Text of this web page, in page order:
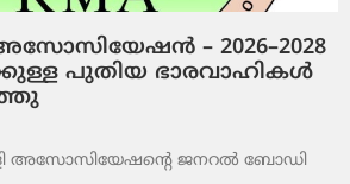
– 2026–2028
പുതിയ ഭാരവാഹികൾ
അസോസിയേഷന്റെ ജനറൽ ബോഡി